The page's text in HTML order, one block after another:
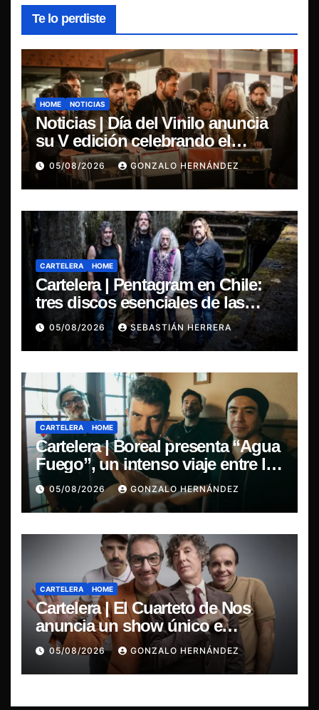
Te lo perdiste
HOME NOTICIAS
Noticias | Día del Vinilo anuncia
su V edición celebrando el
regreso del 7″ fabricado en Chile
05/08/2026 GONZALO HERNÁNDEZ
CARTELERA HOME
Cartelera | Pentagram en Chile:
tres discos esenciales de las
leyendas del doom
05/08/2026 SEBASTIÁN HERRERA
CARTELERA HOME
Cartelera | Boreal presenta “Agua
Fuego”, un intenso viaje entre la
pasión y la desilusión
05/08/2026 GONZALO HERNÁNDEZ
CARTELERA HOME
Cartelera | El Cuarteto de Nos
anuncia un show único e
irrepetible en el Movistar Arena
05/08/2026 GONZALO HERNÁNDEZ